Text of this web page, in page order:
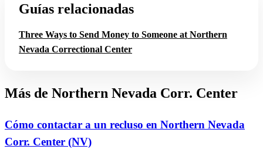
Guías relacionadas
Three Ways to Send Money to Someone at Northern
Nevada Correctional Center
Más de Northern Nevada Corr. Center
Cómo contactar a un recluso en Northern Nevada
Corr. Center (NV)